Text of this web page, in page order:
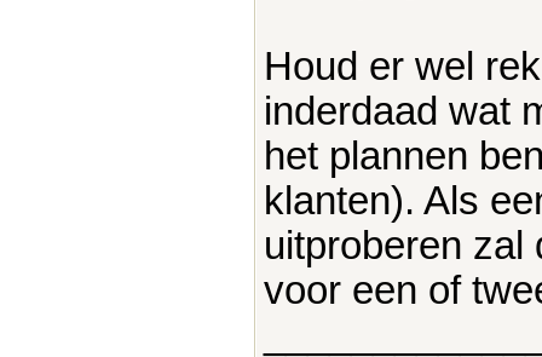
Houd er wel
inderdaad wat
het plannen
klanten). Als
uitproberen zal
voor een of